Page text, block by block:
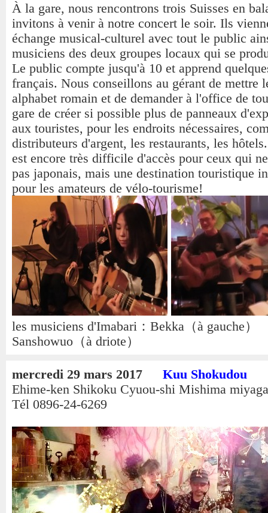
À la gare, nous rencontrons trois Suisses en
invitons à venir à notre concert le soir. Ils
échange musical-culturel avec tout le public
musiciens des deux groupes locaux qui se
Le public compte jusqu'à 10 et apprend
français. Nous conseillons au gérant de mettre
alphabet romain et de demander à l'office de
gare de créer si possible plus de panneaux
aux touristes, pour les endroits nécessaires,
distributeurs d'argent, les restaurants, les
est encore très difficile d'accès pour ceux qui
pas japonais, mais une destination touristique
pour les amateurs de vélo-tourisme!
les musiciens d'Imabari：Bekka（à
Sanshowuo（à driote）
mercredi 29 mars 2017
Kuu Shokudou
Ehime-ken Shikoku Cyuou-shi Mishima
Tél 0896-24-6269